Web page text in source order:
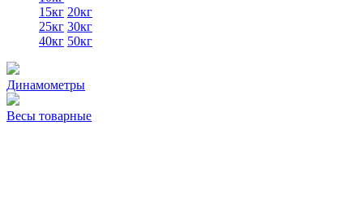
15кг 20кг
25кг 30кг
40кг 50кг
Динамометры
Весы товарные